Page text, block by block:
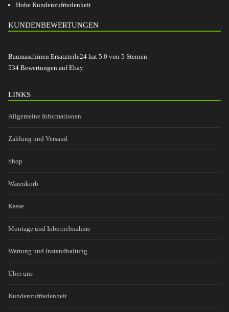
Hohe Kundenzufriedenheit
KUNDENBEWERTUNGEN
Baumaschinen Ersatzteile24 hat 5.0 von 5 Sternen
534 Bewertungen auf Ebay
LINKS
Allgemeine Informationen
Zahlung und Versand
Shop
Warenkorb
Kasse
Montage und Inbetriebnahme
Wartung und Instandhaltung
Über uns
Kundenzufriedenheit